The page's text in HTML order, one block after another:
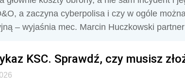
a zaczyna cyberpolisa i czy w ogóle
– wyjaśnia mec. Marcin Huczkowski
KSC. Sprawdź, czy musisz